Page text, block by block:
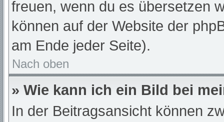
freuen, wenn du es übersetzen
können auf der Website der
am Ende jeder Seite).
Nach oben
» Wie kann ich ein Bild bei
In der Beitragsansicht können